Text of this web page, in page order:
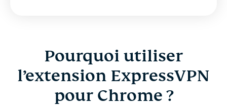
Pourquoi utiliser
l’extension ExpressVPN
pour Chrome ?